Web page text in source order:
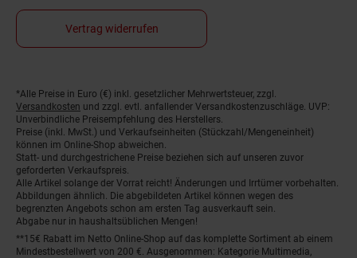
Vertrag widerrufen
Fußnoten
*Alle Preise in Euro (€) inkl. gesetzlicher Mehrwertsteuer, zzgl.
Versandkosten und zzgl. evtl. anfallender Versandkostenzuschläge. UVP:
Unverbindliche Preisempfehlung des Herstellers.
Preise (inkl. MwSt.) und Verkaufseinheiten (Stückzahl/Mengeneinheit)
können im Online-Shop abweichen.
Statt- und durchgestrichene Preise beziehen sich auf unseren zuvor
geforderten Verkaufspreis.
Alle Artikel solange der Vorrat reicht! Änderungen und Irrtümer vorbehalten.
Abbildungen ähnlich. Die abgebildeten Artikel können wegen des
begrenzten Angebots schon am ersten Tag ausverkauft sein.
Abgabe nur in haushaltsüblichen Mengen!
**15€ Rabatt im Netto Online-Shop auf das komplette Sortiment ab einem
Mindestbestellwert von 200 €. Ausgenommen: Kategorie Multimedia,